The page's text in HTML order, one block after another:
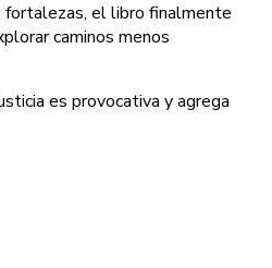
fortalezas, el libro finalmente
caminos menos
es provocativa y agrega